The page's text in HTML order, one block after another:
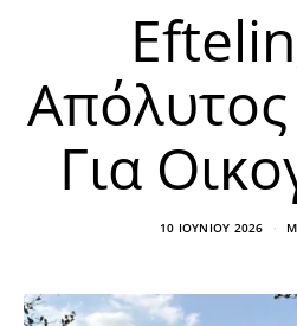
Για
10 ΙΟΥΝΊΟΥ 2026